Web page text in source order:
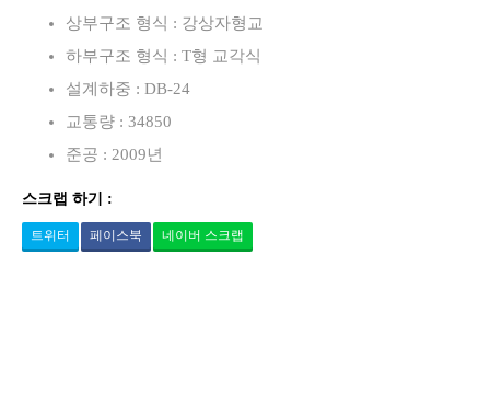
상부구조 형식 : 강상자형교
하부구조 형식 : T형 교각식
설계하중 : DB-24
교통량 : 34850
준공 : 2009년
스크랩 하기 :
트위터 페이스북 네이버 스크랩